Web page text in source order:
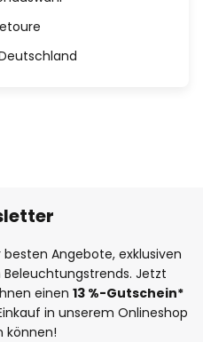
Angebote, exklusiven
Jetzt
einen 13 %-Gutschein*
in unserem Onlineshop
können!